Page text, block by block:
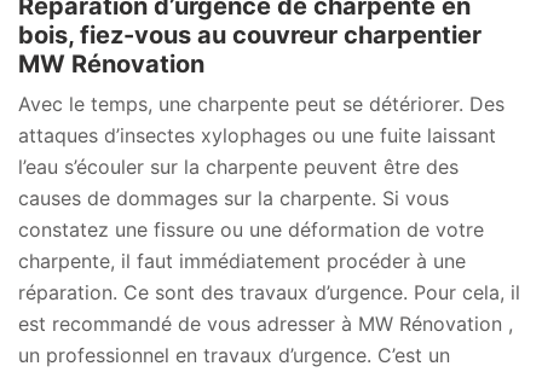
Réparation d’urgence de charpente en
bois, fiez-vous au couvreur charpentier
MW Rénovation
Avec le temps, une charpente peut se détériorer. Des
attaques d’insectes xylophages ou une fuite laissant
l’eau s’écouler sur la charpente peuvent être des
causes de dommages sur la charpente. Si vous
constatez une fissure ou une déformation de votre
charpente, il faut immédiatement procéder à une
réparation. Ce sont des travaux d’urgence. Pour cela, il
est recommandé de vous adresser à MW Rénovation ,
un professionnel en travaux d’urgence. C’est un